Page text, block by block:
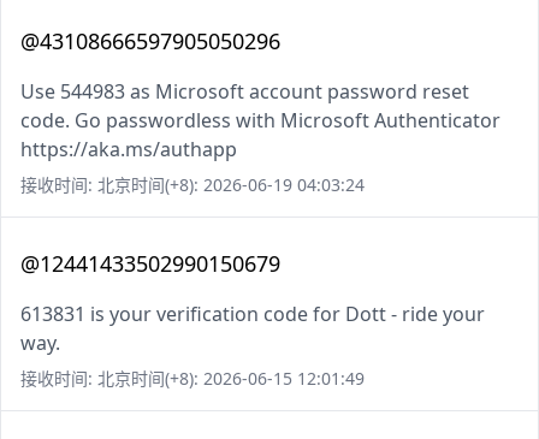
@43108666597905050296
Use 544983 as Microsoft account password reset
code. Go passwordless with Microsoft Authenticator
https://aka.ms/authapp
接收时间: 北京时间(+8): 2026-06-19 04:03:24
@12441433502990150679
613831 is your verification code for Dott - ride your
way.
接收时间: 北京时间(+8): 2026-06-15 12:01:49